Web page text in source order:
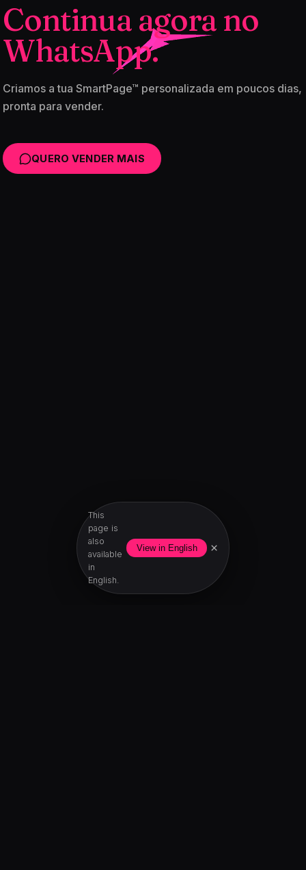
This
page is
also
available
in
English.
View in English ×
Continua agora no
WhatsApp.
Criamos a tua SmartPage™ personalizada em poucos dias,
pronta para vender.
QUERO VENDER MAIS